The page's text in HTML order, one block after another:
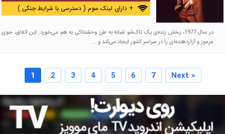
+ دارای لینک سوم ( دسترسی با شرایط جنگی )
در سال 1977، پخش زنده‌ی یک تاک‌شو شبانه به طرز وحشتناکی به هم می‌خورد. این اتفاق، جوی
مرموز و آزاردهنده‌ای را در سراسر کشور ایجاد می‌کند و ...
1 2 3 4 5 6 7 Next »